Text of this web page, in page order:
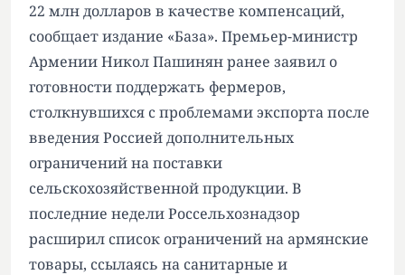
22 млн долларов в качестве компенсаций,
сообщает издание «База». Премьер-министр
Армении Никол Пашинян ранее заявил о
готовности поддержать фермеров,
столкнувшихся с проблемами экспорта после
введения Россией дополнительных
ограничений на поставки
сельскохозяйственной продукции. В
последние недели Россельхознадзор
расширил список ограничений на армянские
товары, ссылаясь на санитарные и